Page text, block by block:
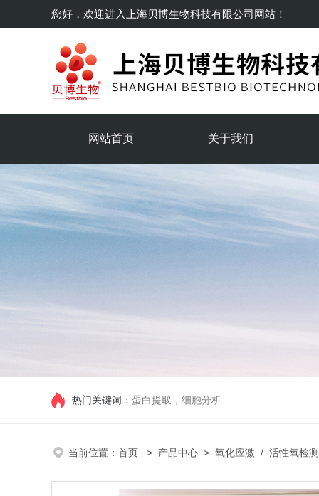
您好，欢迎进入 上海贝博生物科技有限公司网站！
网站首页 关于我们
热门关键词： 蛋白提取，细胞分析
当前位置： 首页 > 产品中心 > 氧化应激 / 活性氧检测